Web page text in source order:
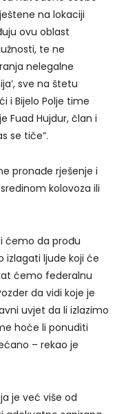
na lokaciji
ovu oblast
te ne
nelegalne
sve na štetu
i Bijelo Polje time
Fuad Hujdur, član i
se tiče”.
pronađe rješenje i
kolovoza ili
ćemo da prođu
izlagati ljude koji će
ćemo federalnu
da vidi koje je
uvjet da li izlazimo
hoće li ponuditi
– rekao je
je već više od